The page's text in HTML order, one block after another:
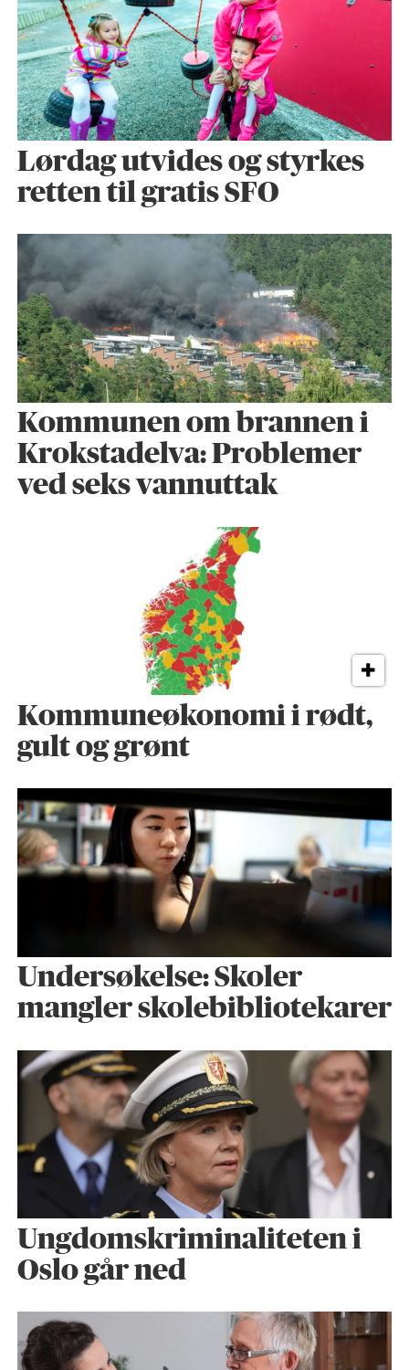
Lørdag utvides og styrkes
retten til gratis SFO
Kommunen om brannen i
Krokstadelva: Problemer
ved seks vannuttak
Kommuneøkonomi i rødt,
gult og grønt
Undersøkelse: Skoler
mangler skolebibliotekarer
Ungdomskriminaliteten i
Oslo går ned